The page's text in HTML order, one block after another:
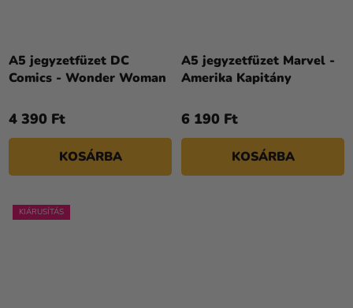
A5 jegyzetfüzet DC
Comics - Wonder Woman
4 390 Ft
KOSÁRBA
A5 jegyzetfüzet Marvel -
Amerika Kapitány
6 190 Ft
KOSÁRBA
KIÁRUSÍTÁS